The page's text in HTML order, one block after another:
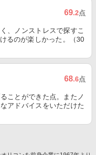
69.2点
、ノンストレスで探すこ
るのが楽しかった。（30
68.6点
ことができた点。またノ
アドバイスをいただけた